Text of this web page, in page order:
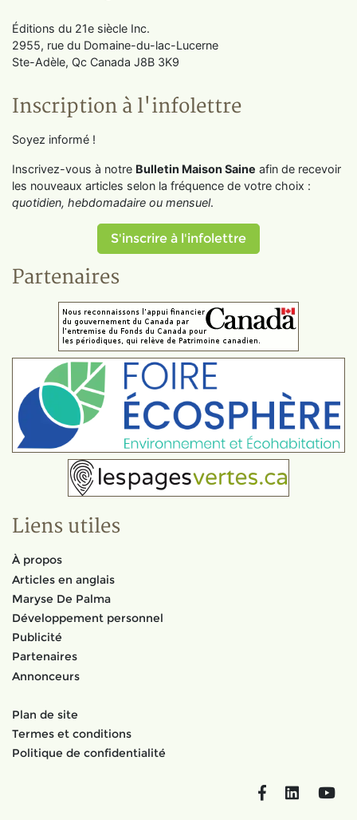
Éditions du 21e siècle Inc.
2955, rue du Domaine-du-lac-Lucerne
Ste-Adèle, Qc Canada J8B 3K9
Inscription à l'infolettre
Soyez informé !
Inscrivez-vous à notre Bulletin Maison Saine afin de recevoir
les nouveaux articles selon la fréquence de votre choix :
quotidien, hebdomadaire ou mensuel.
S'inscrire à l'infolettre
Partenaires
Liens utiles
À propos
Articles en anglais
Maryse De Palma
Développement personnel
Publicité
Partenaires
Annonceurs
Plan de site
Termes et conditions
Politique de confidentialité
FacebookLinkedIn